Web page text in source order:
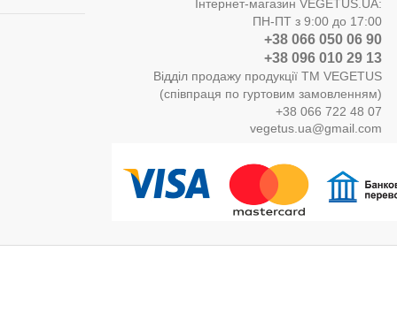
Інтернет-магазин VEGETUS.UA:
ПН-ПТ з 9:00 до 17:00
+38 066 050 06 90
+38 096 010 29 13
Відділ продажу продукції ТМ VEGETUS
(співпраця по гуртовим замовленням)
+38 066 722 48 07
vegetus.ua@gmail.com